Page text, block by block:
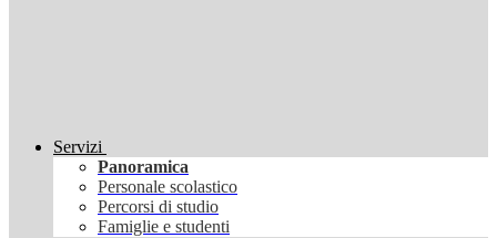
Servizi
Panoramica
Personale scolastico
Percorsi di studio
Famiglie e studenti